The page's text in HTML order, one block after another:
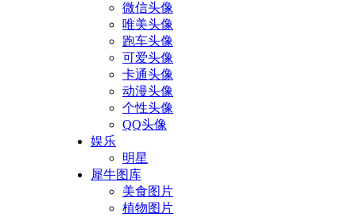
微信头像
唯美头像
跑车头像
可爱头像
卡通头像
动漫头像
个性头像
QQ头像
娱乐
明星
犀牛图库
美食图片
植物图片